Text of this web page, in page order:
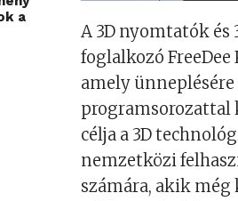
a
A 3D nyomtatók és
foglalkozó
amely
programsorozattal
célja a 3D
nemzetközi
számára, akik még